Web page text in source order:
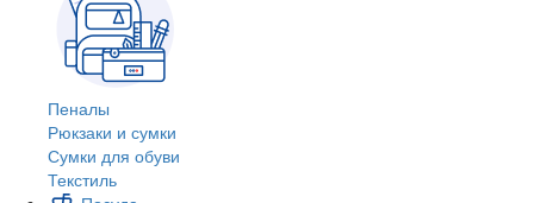
Пеналы
Рюкзаки и сумки
Сумки для обуви
Текстиль